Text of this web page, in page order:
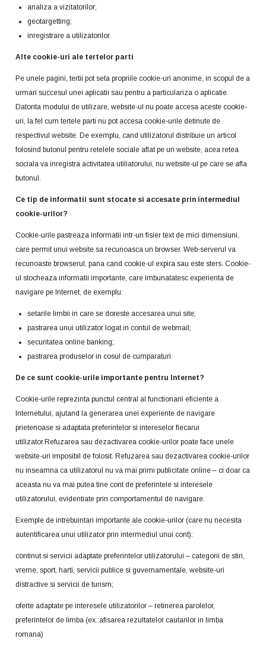
analiza a vizitatorilor;
geotargetting;
inregistrare a utilizatorilor.
Alte cookie-uri ale tertelor parti
Pe unele pagini, tertii pot seta propriile cookie-uri anonime, in scopul de a
urmari succesul unei aplicatii sau pentru a particulariza o aplicatie.
Datorita modului de utilizare, website-ul nu poate accesa aceste cookie-
uri, la fel cum tertele parti nu pot accesa cookie-urile detinute de
respectivul website. De exemplu, cand utilizatorul distribuie un articol
folosind butonul pentru retelele sociale aflat pe un website, acea retea
sociala va inregistra activitatea utiliatorului, nu website-ul pe care se afla
butonul.
Ce tip de informatii sunt stocate si accesate prin intermediul
cookie-urilor?
Cookie-urile pastreaza informatii intr-un fisier text de mici dimensiuni,
care permit unui website sa recunoasca un browser. Web-serverul va
recunoaste browserul, pana cand cookie-ul expira sau este sters. Cookie-
ul stocheaza informatii importante, care imbunatatesc experienta de
navigare pe Internet, de exemplu:
setarile limbii in care se doreste accesarea unui site;
pastrarea unui utilizator logat in contul de webmail;
securitatea online banking;
pastrarea produselor in cosul de cumparaturi.
De ce sunt cookie-urile importante pentru Internet?
Cookie-urile reprezinta punctul central al functionarii eficiente a
Internetului, ajutand la generarea unei experiente de navigare
prietenoase si adaptata preferintelor si intereselor fiecarui
utilizator.Refuzarea sau dezactivarea cookie-urilor poate face unele
website-uri imposibil de folosit. Refuzarea sau dezactivarea cookie-urilor
nu inseamna ca utilizatorul nu va mai primi publicitate online – ci doar ca
aceasta nu va mai putea tine cont de preferintele si interesele
utilizatorului, evidentiate prin comportamentul de navigare.
Exemple de intrebuintari importante ale cookie-urilor (care nu necesita
autentificarea unui utilizator prin intermediul unui cont):
continut si servicii adaptate preferintelor utilizatorului – categorii de stiri,
vreme, sport, harti, servicii publice si guvernamentale, website-uri
distractive si servicii de turism;
oferte adaptate pe interesele utilizatorilor – retinerea parolelor,
preferintelor de limba (ex.:afisarea rezultatelor cautarilor in limba
romana)